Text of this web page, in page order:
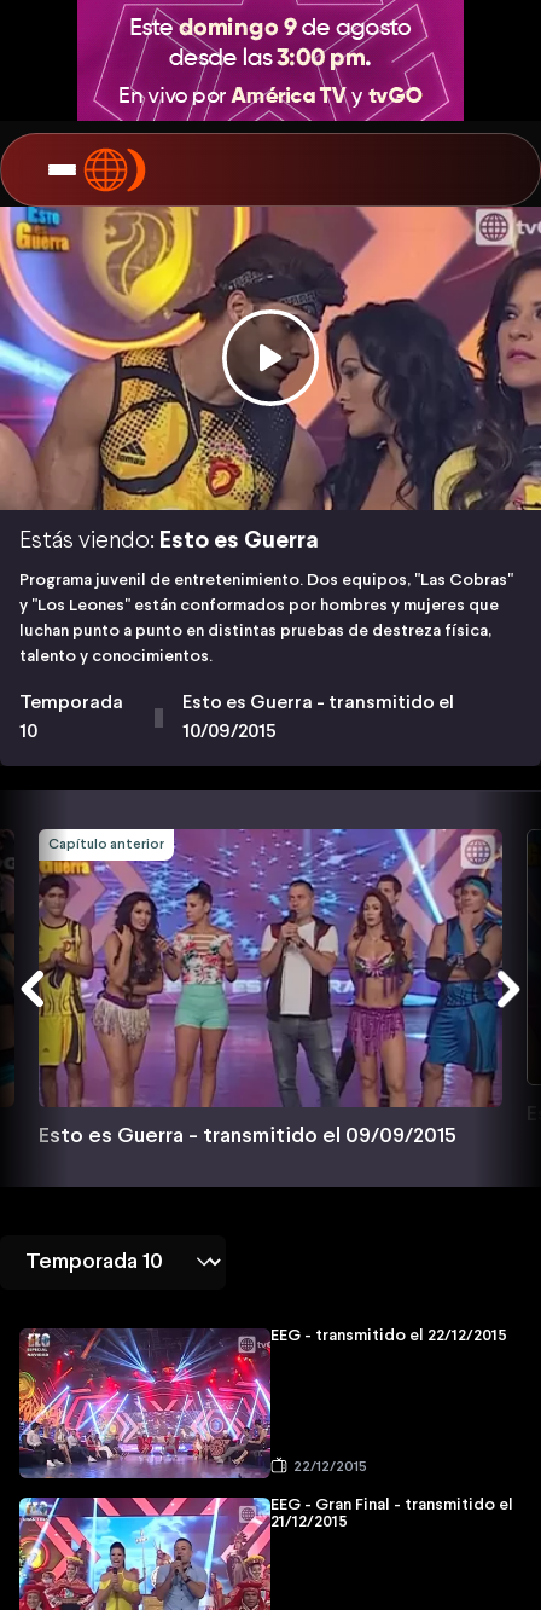
Estás viendo: Esto es Guerra
Programa juvenil de entretenimiento. Dos equipos, "Las Cobras"
y "Los Leones" están conformados por hombres y mujeres que
luchan punto a punto en distintas pruebas de destreza física,
talento y conocimientos.
Temporada
10
Esto es Guerra - transmitido el
10/09/2015
Capítulo anterior
Esto es Guerra - transmitido el 09/09/2015
EEG - transmitido el 22/12/2015
22/12/2015
EEG - Gran Final - transmitido el
21/12/2015